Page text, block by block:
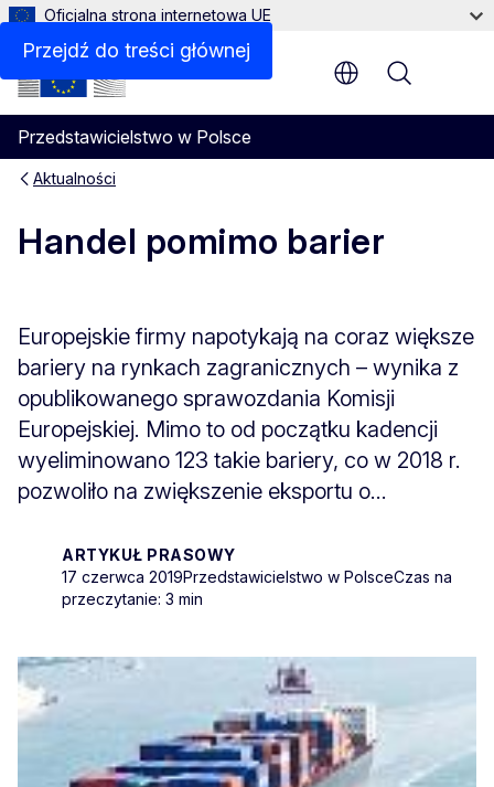
Przejdź do treści głównej
Oficjalna strona internetowa UE
Przedstawicielstwo w Polsce
Menu
Aktualności
Handel pomimo barier
Europejskie firmy napotykają na coraz większe
bariery na rynkach zagranicznych – wynika z
opublikowanego sprawozdania Komisji
Europejskiej. Mimo to od początku kadencji
wyeliminowano 123 takie bariery, co w 2018 r.
pozwoliło na zwiększenie eksportu o...
ARTYKUŁ PRASOWY
17 czerwca 2019Przedstawicielstwo w PolsceCzas na
przeczytanie: 3 min